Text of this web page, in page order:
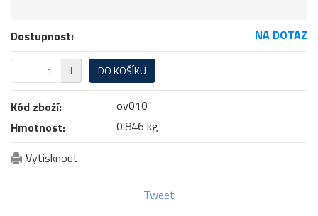
Dostupnost: NA DOTAZ
l DO KOŠÍKU
Kód zboží:
ov010
Hmotnost:
0.846 kg
Vytisknout
Tweet